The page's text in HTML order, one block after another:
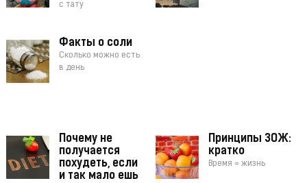
с тату
Факты о соли
Сколько можно есть
в день
Почему не
получается
похудеть, если
и так мало ешь
Принципы ЗОЖ:
кратко
Время = жизнь